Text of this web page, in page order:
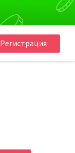
Регистрация